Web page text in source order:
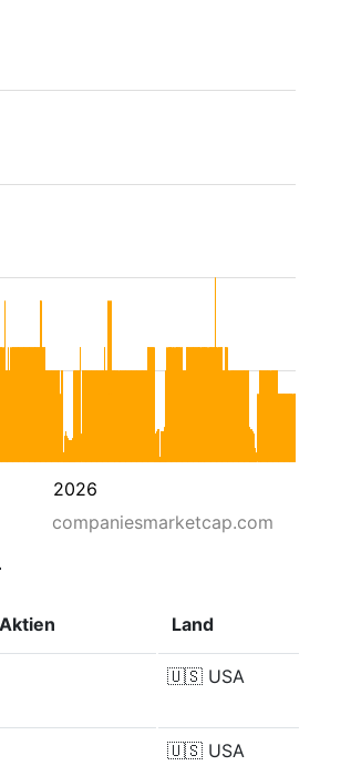
2026
companiesmarketcap.com
Land
🇺🇸 USA
🇺🇸 USA